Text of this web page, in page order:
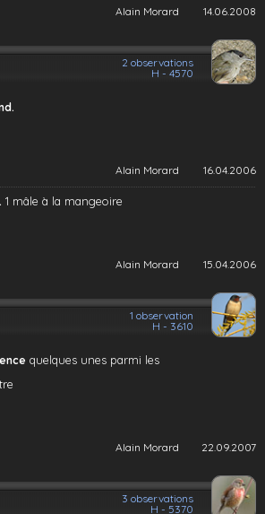
Alain Morard 14.06.2008
2 observations
H - 4570
Alain Morard 16.04.2006
1 mâle à la mangeoire
Alain Morard 15.04.2006
1 observation
H - 3610
quelques unes parmi les
Alain Morard 22.09.2007
3 observations
H - 5370